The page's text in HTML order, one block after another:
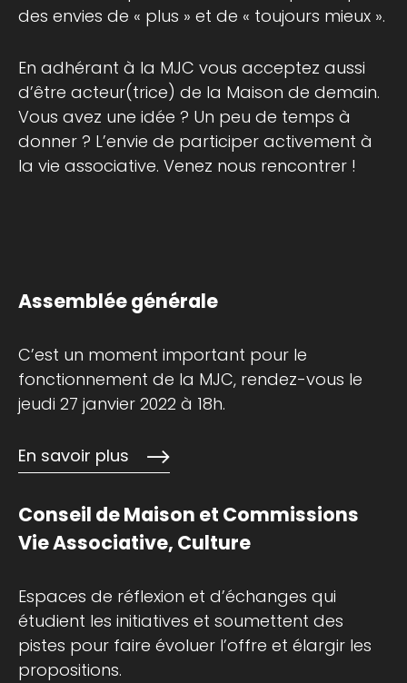
des envies de « plus » et de « toujours mieux ».
En adhérant à la MJC vous acceptez aussi
d’être acteur(trice) de la Maison de demain.
Vous avez une idée ? Un peu de temps à
donner ? L’envie de participer activement à
la vie associative. Venez nous rencontrer !
Assemblée générale
C’est un moment important pour le
fonctionnement de la MJC, rendez-vous le
jeudi 27 janvier 2022 à 18h.
En savoir plus
Conseil de Maison et Commissions
Vie Associative, Culture
Espaces de réflexion et d’échanges qui
étudient les initiatives et soumettent des
pistes pour faire évoluer l’offre et élargir les
propositions.